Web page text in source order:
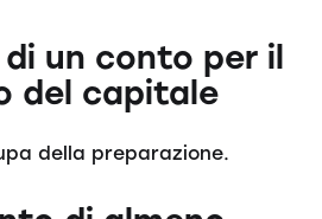
un conto per il
del capitale
della preparazione.